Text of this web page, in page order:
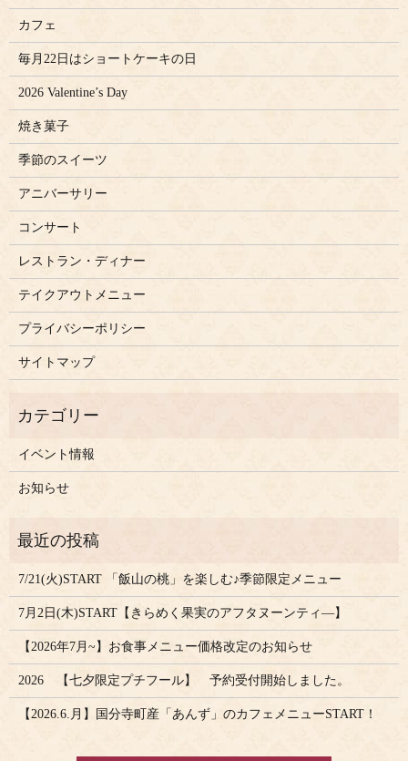
カフェ
毎月22日はショートケーキの日
2026 Valentine’s Day
焼き菓子
季節のスイーツ
アニバーサリー
コンサート
レストラン・ディナー
テイクアウトメニュー
プライバシーポリシー
サイトマップ
イベント情報
お知らせ
7/21(火)START 「飯山の桃」を楽しむ♪季節限定メニュー
7月2日(木)START【きらめく果実のアフタヌーンティ―】
【2026年7月~】お食事メニュー価格改定のお知らせ
2026 【七夕限定プチフール】 予約受付開始しました。
【2026.6.月】国分寺町産「あんず」のカフェメニューSTART！